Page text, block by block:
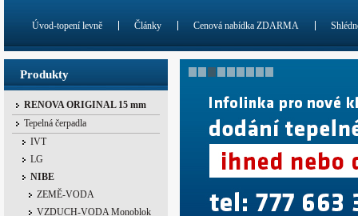
Produkty
RENOVA ORIGINAL 15 mm
Tepelná čerpadla
IVT
LG
NIBE
ZEMĚ-VODA
VZDUCH-VODA Monoblok
Úvod-topení levně Články Cenová nabídka ZDARMA